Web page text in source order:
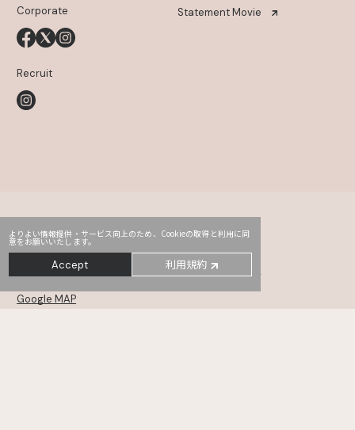
よりよい情報提供・サービス向上のため、Cookieの取得と利用に同
意をお願いいたします。
Accept 利用規約
Corporate
Recruit
Statement Movie
Head Office PRO2 Third
〒107-0052 東京都港区赤坂2-14-5 Daiwa赤坂ビル 5・6F
Google MAP